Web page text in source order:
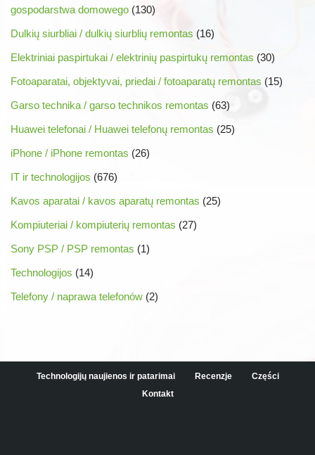
gospodarstwa domowego (130)
Dulkių siurbliai / dulkių siurblių remontas (16)
Elektriniai paspirtukai / elektrinių paspirtukų remontas (30)
Fotoaparatai, objektyvai, priedai / fotoaparatų remontas (15)
Garso technika / garso technikos remontas (63)
Huawei telefonai / Huawei telefonų remontas (25)
iPhone / iPhone remontas (26)
IT ir technologijos (676)
Kavos aparatai / kavos aparatų remontas (25)
Kompiuteriai / kompiuterių remontas (27)
Sony PSP / PSP remontas (1)
Technologijos (14)
Telefony / naprawa telefonów (2)
Technologijų naujienos ir patarimai Recenzje
Części
Kontakt